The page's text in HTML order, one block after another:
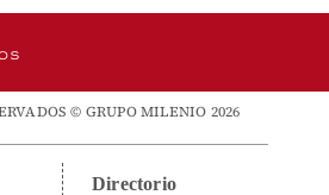
© GRUPO MILENIO 2026
Directorio